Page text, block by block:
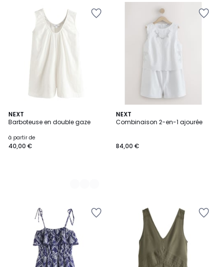
NEXT
Barboteuse en double gaze
à partir de
40,00 €
3
Couleurs
NEXT
Combinaison 2-en-1 ajourée
84,00 €